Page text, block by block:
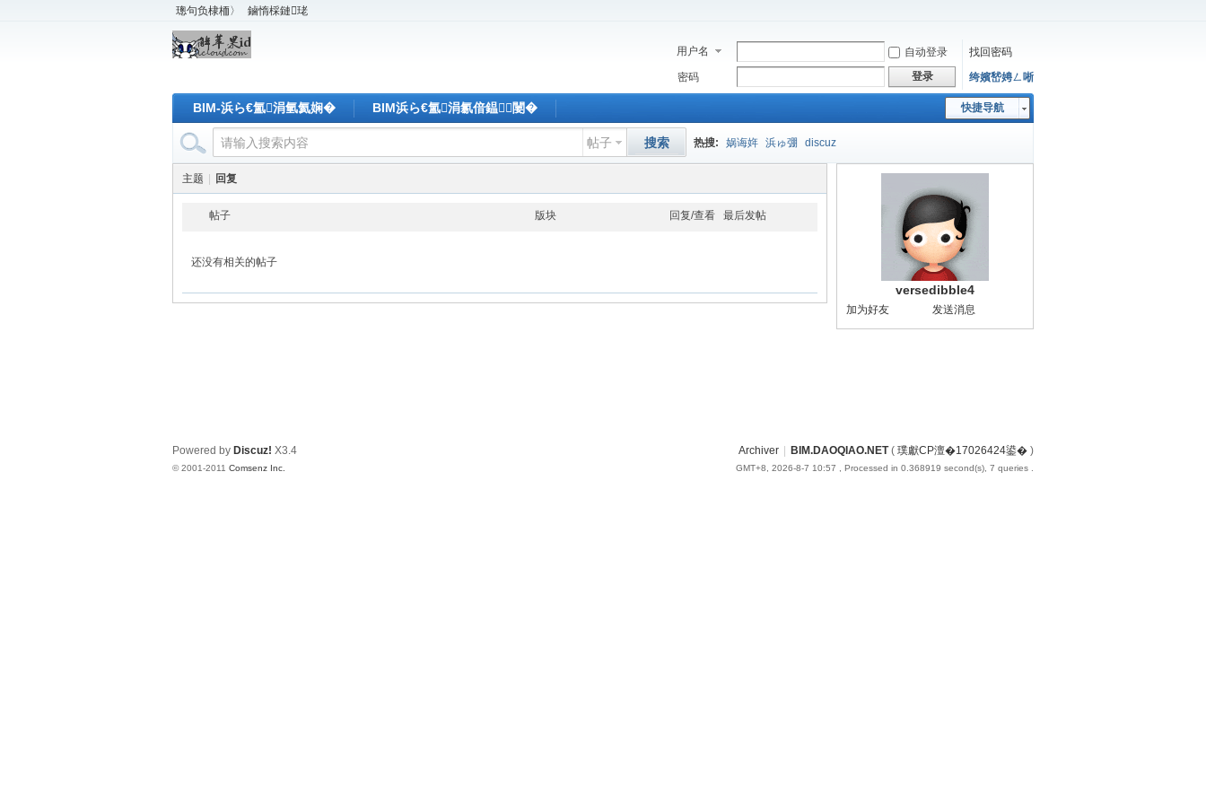
璁句负棣栭〉 鏀惰棌鏈珯
用户名 自动登录
找回密码
密码
登录 绔嬪嵆娉ㄥ唽
快捷导航
BIM-浜ら€氳涓氫氦娴� BIM浜ら€氳涓氱偣鎾闄�
帖子 搜索 热搜: 娲诲姩 浜ゅ弸 discuz
主题 回复
帖子 版块 回复/查看 最后发帖
还没有相关的帖子
versedibble4
加为好友 发送消息
Archiver BIM.DAOQIAO.NET( 璞獻CP澶�17026424鍙� )
GMT+8, 2026-8-7 10:57 , Processed in 0.368919 second(s), 7 queries .
Powered by Discuz! X3.4
© 2001-2011 Comsenz Inc.